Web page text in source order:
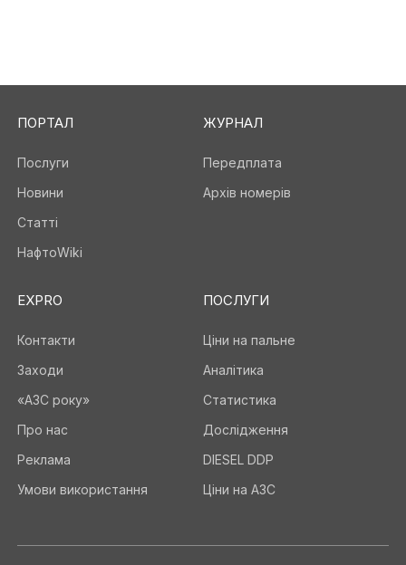
ПОРТАЛ
Послуги
Новини
Статті
НафтоWiki
ЖУРНАЛ
Передплата
Архів номерів
EXPRO
Контакти
Заходи
«АЗС року»
Про нас
Реклама
Умови використання
ПОСЛУГИ
Ціни на пальне
Аналітика
Статистика
Дослідження
DIESEL DDP
Ціни на АЗС